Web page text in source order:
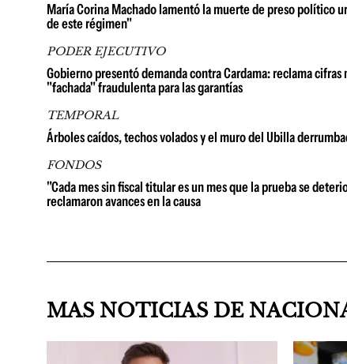
María Corina Machado lamentó la muerte de preso político
de este régimen"
PODER EJECUTIVO
Gobierno presentó demanda contra Cardama: reclama
"fachada" fraudulenta para las garantías
TEMPORAL
Árboles caídos, techos volados y el muro del Ubilla
FONDOS
"Cada mes sin fiscal titular es un mes que la prueba se
reclamaron avances en la causa
MAS NOTICIAS DE